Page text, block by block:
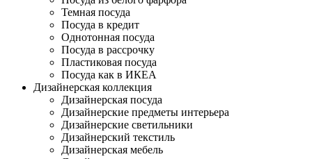
Темная посуда
Посуда в кредит
Однотонная посуда
Посуда в рассрочку
Пластиковая посуда
Посуда как в ИКЕА
Дизайнерская коллекция
Дизайнерская посуда
Дизайнерские предметы интерьера
Дизайнерские светильники
Дизайнерский текстиль
Дизайнерская мебель